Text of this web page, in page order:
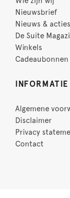
Nieuwsbrief
Nieuws & acties
De Suite
Winkels
Cadeaubonnen
INFORMATIE
Algemene
Disclaimer
Privacy
Contact